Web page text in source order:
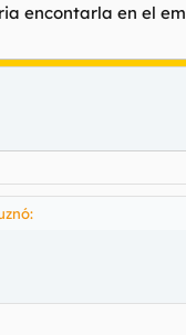
encontarla en el